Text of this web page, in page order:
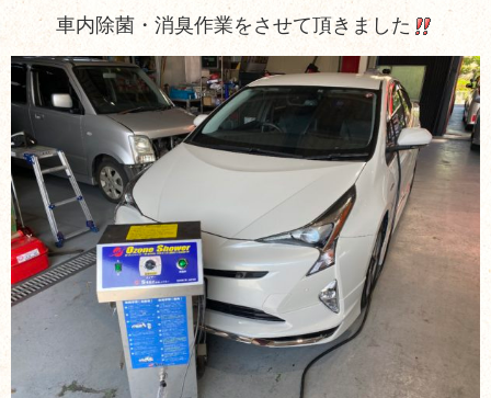
車内除菌・消臭作業をさせて頂きました